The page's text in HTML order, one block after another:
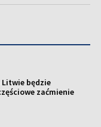
Litwie będzie
zaćmienie